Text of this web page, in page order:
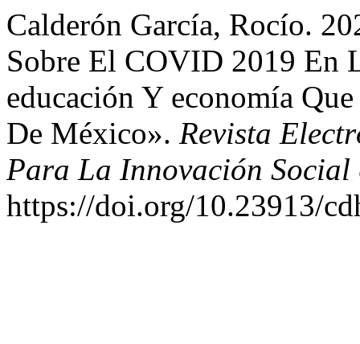
Calderón García, Rocío.
Sobre El COVID 2019 En
educación Y economía
De México». Revista
Para La Innovación Social
https://doi.org/10.23913/